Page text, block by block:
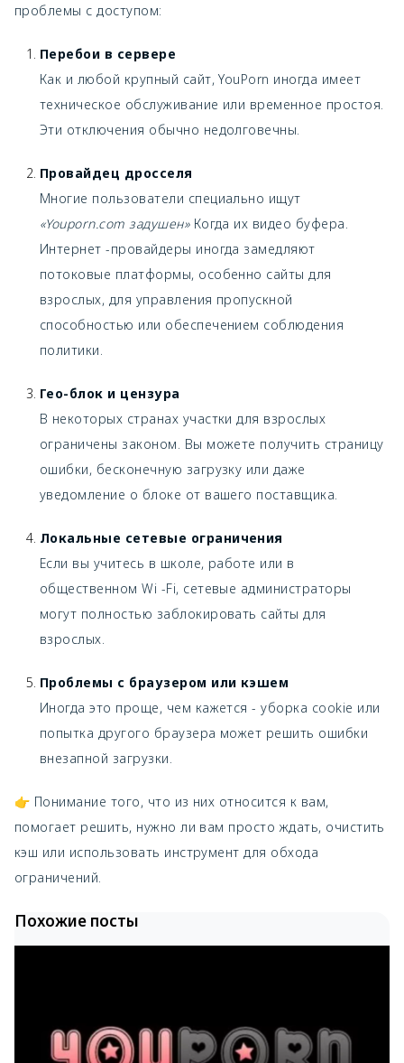
проблемы с доступом:
Перебои в сервере
Как и любой крупный сайт, YouPorn иногда имеет
техническое обслуживание или временное простоя.
Эти отключения обычно недолговечны.
Провайдец дросселя
Многие пользователи специально ищут
«Youporn.com задушен» Когда их видео буфера.
Интернет -провайдеры иногда замедляют
потоковые платформы, особенно сайты для
взрослых, для управления пропускной
способностью или обеспечением соблюдения
политики.
Гео-блок и цензура
В некоторых странах участки для взрослых
ограничены законом. Вы можете получить страницу
ошибки, бесконечную загрузку или даже
уведомление о блоке от вашего поставщика.
Локальные сетевые ограничения
Если вы учитесь в школе, работе или в
общественном Wi -Fi, сетевые администраторы
могут полностью заблокировать сайты для
взрослых.
Проблемы с браузером или кэшем
Иногда это проще, чем кажется - уборка cookie или
попытка другого браузера может решить ошибки
внезапной загрузки.
👉 Понимание того, что из них относится к вам,
помогает решить, нужно ли вам просто ждать, очистить
кэш или использовать инструмент для обхода
ограничений.
Похожие посты